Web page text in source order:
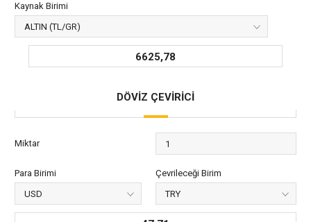
Kaynak Birimi
6625,78
DÖVİZ ÇEVİRİCİ
Miktar
Para Birimi Çevrileceği Birim